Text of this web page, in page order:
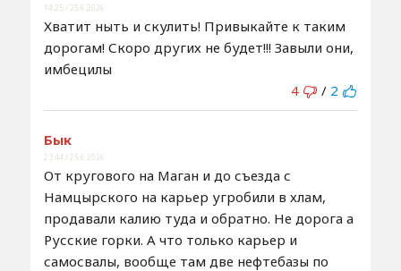
14:25 / 25.6.2026
Хватит ныть и скулить! Привыкайте к таким
дорогам! Скоро других не будет!!! Завыли они,
имбецилы
4
/ 2
Бык
23:44 / 25.6.2026
От кругового на Маган и до съезда с
Намцырского на карьер угробили в хлам,
продавали калию туда и обратно. Не дорога а
Русские горки. А что только карьер и
самосвалы, вообще там две нефтебазы по